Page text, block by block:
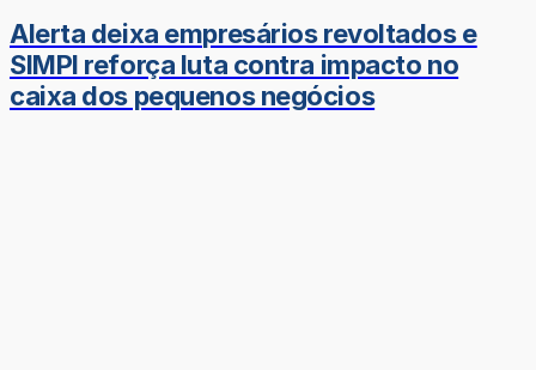
Alerta deixa empresários revoltados e
SIMPI reforça luta contra impacto no
caixa dos pequenos negócios